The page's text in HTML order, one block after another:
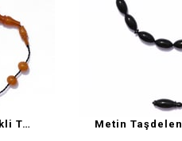
Karamel Tonlarında Usta İşçilikli Tesbih
Metin